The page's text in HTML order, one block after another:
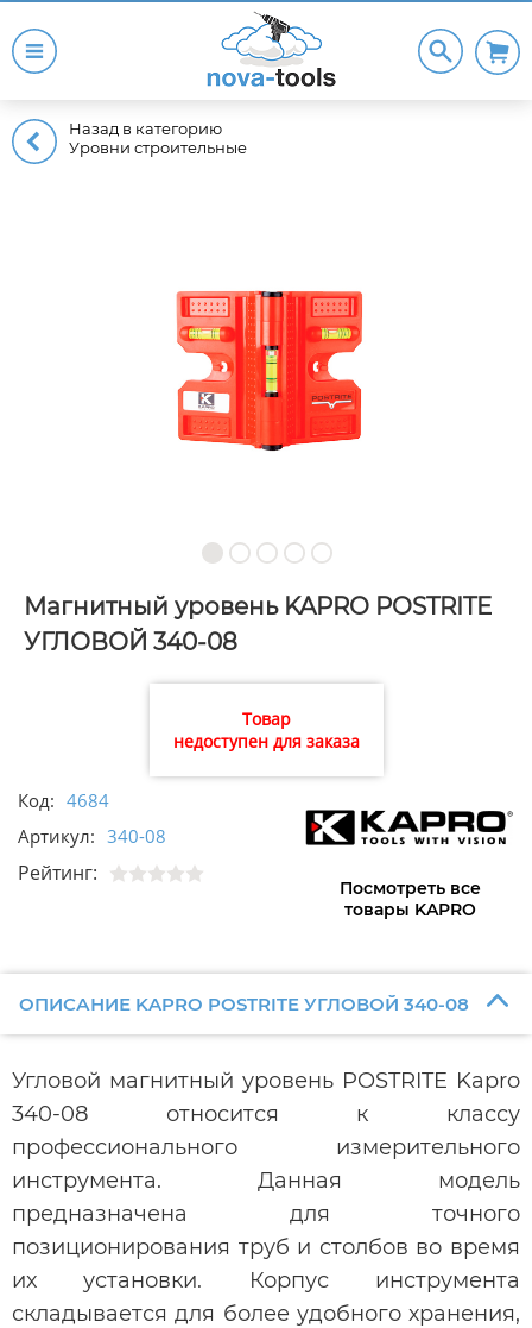
Назад в категорию
Уровни строительные
Магнитный уровень KAPRO POSTRITE
УГЛОВОЙ 340-08
Товар
недоступен для заказа
Код: 4684
Артикул: 340-08
Рейтинг:
Посмотреть все
товары KAPRO
ОПИСАНИЕ KAPRO POSTRITE УГЛОВОЙ 340-08
Угловой магнитный уровень POSTRITE Kapro
340-08 относится к классу
профессионального измерительного
инструмента. Данная модель
предназначена для точного
позиционирования труб и столбов во время
их установки. Корпус инструмента
складывается для более удобного хранения,